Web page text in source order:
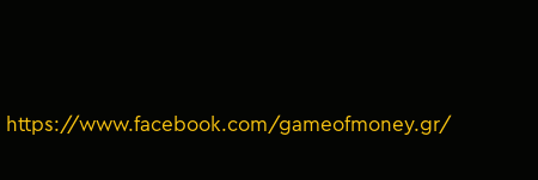
https://www.facebook.com/gameofmoney.gr/